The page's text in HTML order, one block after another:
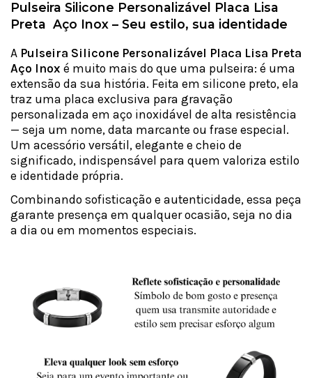
Pulseira Silicone Personalizável Placa Lisa
Preta Aço Inox – Seu estilo, sua identidade
A Pulseira Silicone Personalizável Placa Lisa Preta
Aço Inox é muito mais do que uma pulseira: é uma
extensão da sua história. Feita em silicone preto, ela
traz uma placa exclusiva para gravação
personalizada em aço inoxidável de alta resistência
— seja um nome, data marcante ou frase especial.
Um acessório versátil, elegante e cheio de
significado, indispensável para quem valoriza estilo
e identidade própria.
Combinando sofisticação e autenticidade, essa peça
garante presença em qualquer ocasião, seja no dia
a dia ou em momentos especiais.